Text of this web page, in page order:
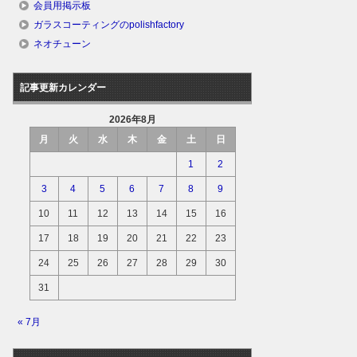
会員用掲示板
ガラスコーティングのpolishfactory
ネオチューン
記事更新カレンダー
2026年8月
月
火 水 木 金 土 日
1 2
3 4 5 6 7 8 9
10 11 12 13 14 15 16
17 18 19 20 21 22 23
24 25 26 27 28 29 30
31
« 7月